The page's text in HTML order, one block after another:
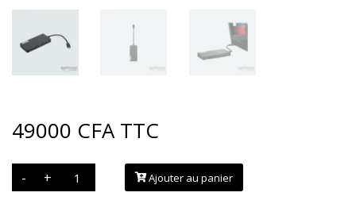
49000 CFA TTC
-
quantité
Concentrateur
+ Ajouter au panier